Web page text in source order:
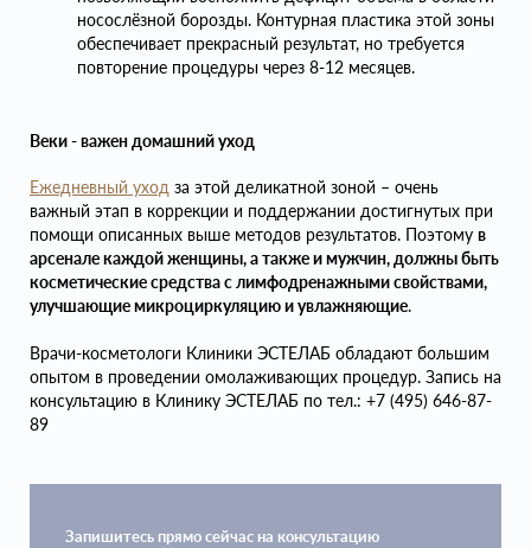
носослёзной борозды. Контурная пластика этой зоны
обеспечивает прекрасный результат, но требуется
повторение процедуры через 8-12 месяцев.
Веки - важен домашний уход
Ежедневный уход за этой деликатной зоной – очень
важный этап в коррекции и поддержании достигнутых при
помощи описанных выше методов результатов. Поэтому в
арсенале каждой женщины, а также и мужчин, должны быть
косметические средства с лимфодренажными свойствами,
улучшающие микроциркуляцию и увлажняющие.
Врачи-косметологи Клиники ЭСТЕЛАБ обладают большим
опытом в проведении омолаживающих процедур. Запись на
консультацию в Клинику ЭСТЕЛАБ по тел.: +7 (495) 646-87-
89
Запишитесь прямо сейчас на консультацию